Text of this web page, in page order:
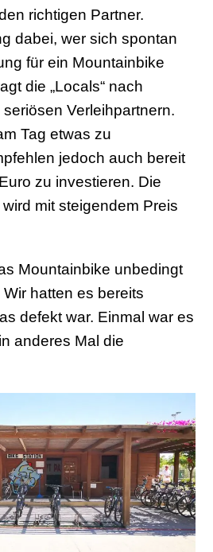
richtigen Partner.
dabei, wer sich spontan
für ein Mountainbike
die „Locals“ nach
Verleihpartnern.
Tag etwas zu
jedoch auch bereit
zu investieren. Die
mit steigendem Preis
Mountainbike unbedingt
hatten es bereits
defekt war. Einmal war es
anderes Mal die